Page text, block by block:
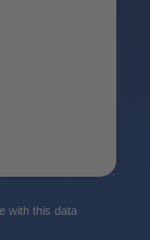
with this data